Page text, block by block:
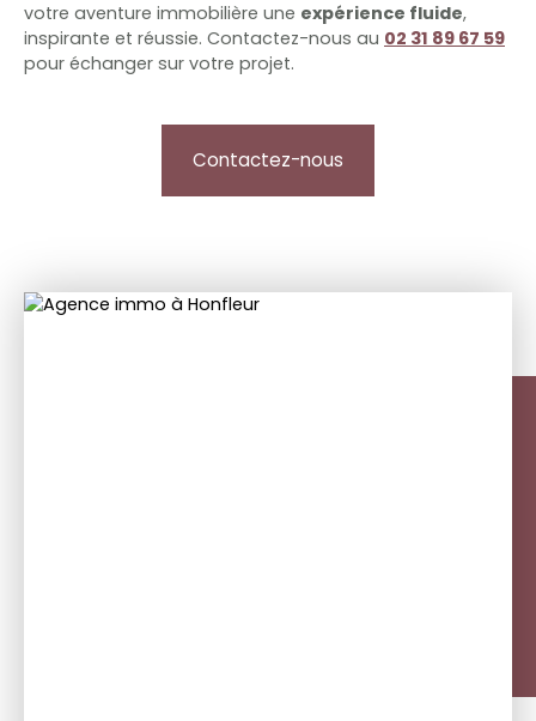
votre aventure immobilière une expérience fluide,
inspirante et réussie. Contactez-nous au 02 31 89 67 59
pour échanger sur votre projet.
Contactez-nous